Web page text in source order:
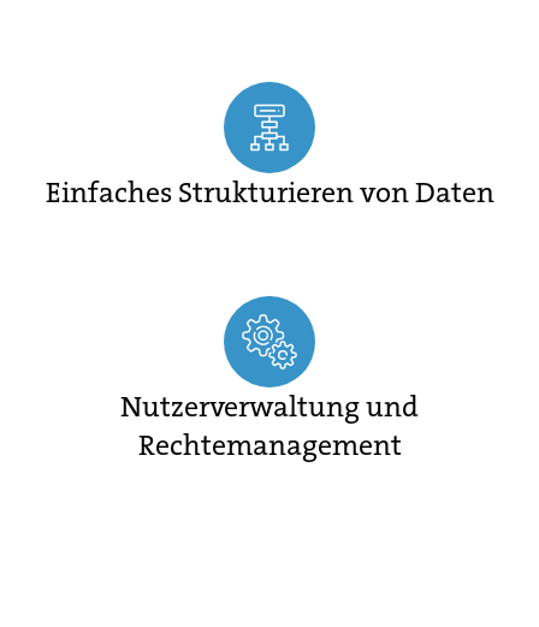
Einfaches Strukturieren von Daten
Nutzerverwaltung und
Rechtemanagement